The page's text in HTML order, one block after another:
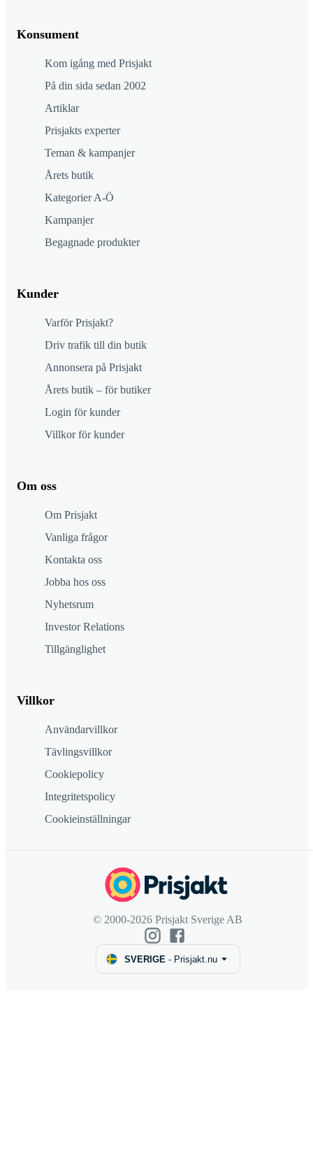
Konsument
Kom igång med Prisjakt
På din sida sedan 2002
Artiklar
Prisjakts experter
Teman & kampanjer
Årets butik
Kategorier A-Ö
Kampanjer
Begagnade produkter
Kunder
Varför Prisjakt?
Driv trafik till din butik
Annonsera på Prisjakt
Årets butik – för butiker
Login för kunder
Villkor för kunder
Om oss
Om Prisjakt
Vanliga frågor
Kontakta oss
Jobba hos oss
Nyhetsrum
Investor Relations
Tillgänglighet
Villkor
Användarvillkor
Tävlingsvillkor
Cookiepolicy
Integritetspolicy
Cookieinställningar
© 2000-2026 Prisjakt Sverige AB
SVERIGE - Prisjakt.nu